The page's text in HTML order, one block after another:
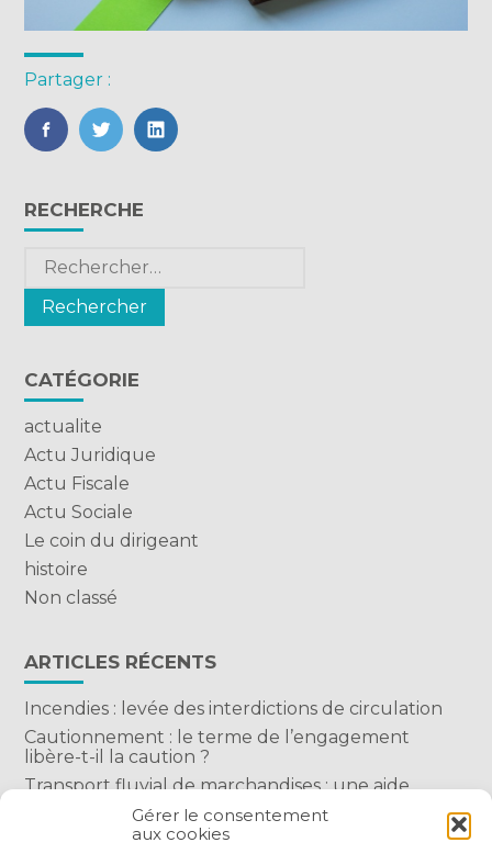
Gérer le consentement
aux cookies
Partager :
FaceBook
TwitterLinkedIn
Blog
sidebar
RECHERCHE
Rechercher :
CATÉGORIE
actualite
Actu Juridique
Actu Fiscale
Actu Sociale
Le coin du dirigeant
histoire
Non classé
ARTICLES RÉCENTS
Incendies : levée des interdictions de circulation
Cautionnement : le terme de l’engagement
libère-t-il la caution ?
Transport fluvial de marchandises : une aide
financière bienvenue
Succession : les donations du parent renonçant